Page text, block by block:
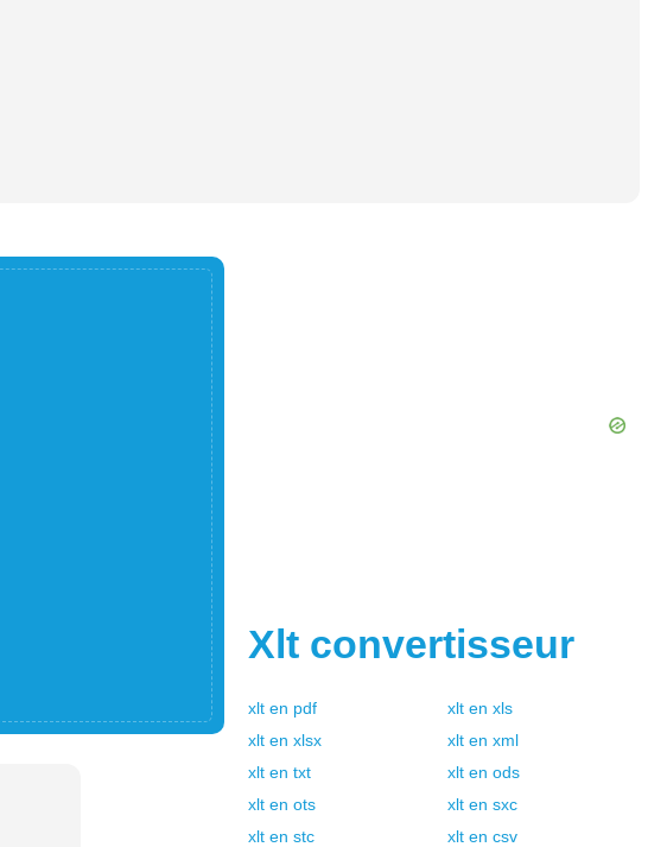
Xlt convertisseur
xlt en pdf xlt en xls
xlt en xlsx xlt en xml
xlt en txt xlt en ods
xlt en ots xlt en sxc
xlt en stc xlt en csv